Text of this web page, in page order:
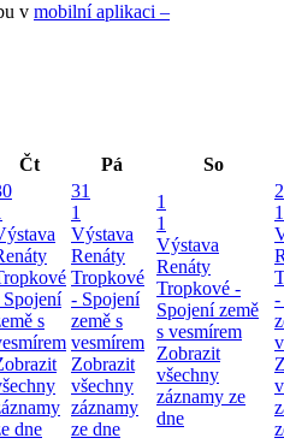
v mobilní aplikaci –
Čt Pá
So
Spojení
s
dne
31
1
Výstava
Renáty
Tropkové
- Spojení
země s
vesmírem
Zobrazit
všechny
záznamy
ze dne
1
1
Výstava
Renáty
Tropkové -
Spojení země
s vesmírem
Zobrazit
všechny
záznamy ze
dne
2
1
-